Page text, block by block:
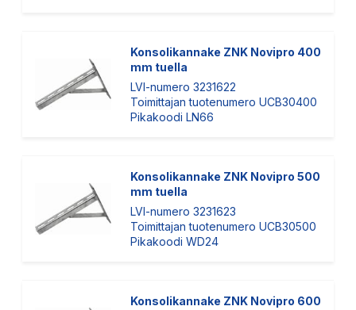
Konsolikannake ZNK Novipro 400
mm tuella
LVI-numero 3231622
Toimittajan tuotenumero UCB30400
Pikakoodi LN66
Konsolikannake ZNK Novipro 500
mm tuella
LVI-numero 3231623
Toimittajan tuotenumero UCB30500
Pikakoodi WD24
Konsolikannake ZNK Novipro 600